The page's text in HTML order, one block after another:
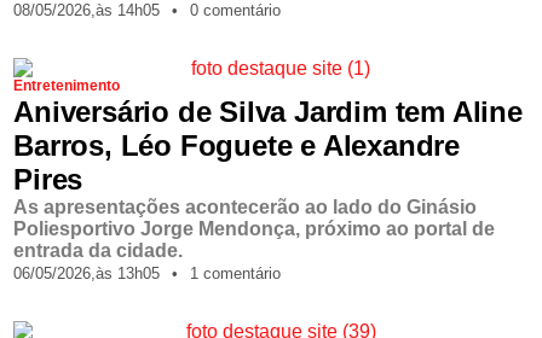
08/05/2026,às 14h05 • 0 comentário
Entretenimento
Aniversário de Silva Jardim tem Aline
Barros, Léo Foguete e Alexandre
Pires
As apresentações acontecerão ao lado do Ginásio
Poliesportivo Jorge Mendonça, próximo ao portal de
entrada da cidade.
06/05/2026,às 13h05 • 1 comentário